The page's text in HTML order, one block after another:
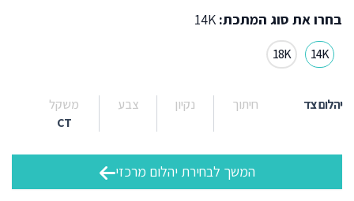
בחרו את סוג המתכת:14K
18K 14K
יהלום צד חיתוך נקיון צבע
משקל
CT
המשך לבחירת יהלום מרכזי